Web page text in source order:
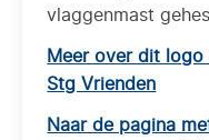
vlaggenmast
Meer over dit
Stg Vrienden
Naar de pagina